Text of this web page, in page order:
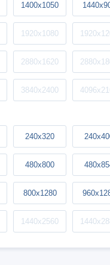
1400x1050
1920x1080
2880x1620
3840x2400
240x320
480x800
800x1280
1440x2560